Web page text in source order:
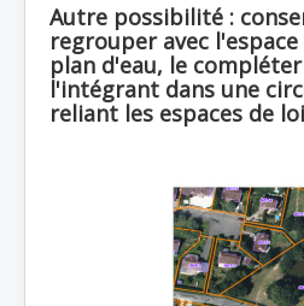
Autre possibilité :
regrouper avec
plan d'eau, le
l'intégrant dans une
reliant les espaces de